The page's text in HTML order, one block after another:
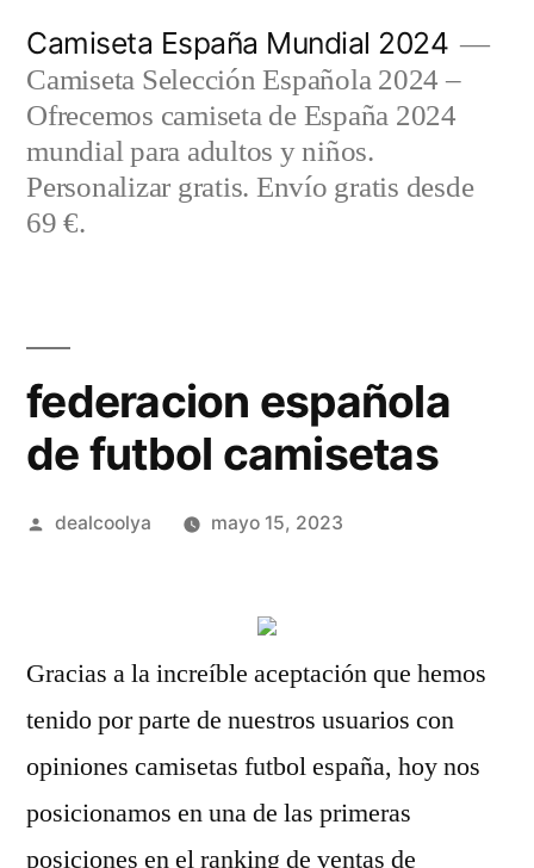
contenido
Camiseta España Mundial 2024
Camiseta Selección Española 2024 –
Ofrecemos camiseta de España 2024
mundial para adultos y niños.
Personalizar gratis. Envío gratis desde
69 €.
federacion española
de futbol camisetas
Publicado
dealcoolya mayo 15, 2023
Gracias a la increíble aceptación que hemos
tenido por parte de nuestros usuarios con
opiniones camisetas futbol españa, hoy nos
posicionamos en una de las primeras
posiciones en el ranking de ventas de